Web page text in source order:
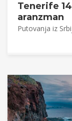
Tenerife
aranzman
Putovanja iz